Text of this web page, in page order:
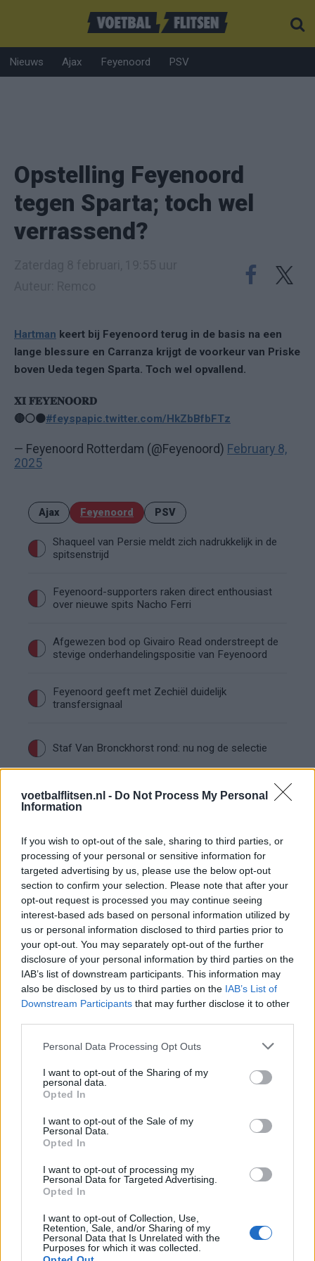
voetbalflitsen.nl - Do Not Process My Personal
Information
If you wish to opt-out of the sale, sharing to third parties, or
processing of your personal or sensitive information for
targeted advertising by us, please use the below opt-out
section to confirm your selection. Please note that after your
opt-out request is processed you may continue seeing
interest-based ads based on personal information utilized by
us or personal information disclosed to third parties prior to
your opt-out. You may separately opt-out of the further
disclosure of your personal information by third parties on the
IAB’s list of downstream participants. This information may
also be disclosed by us to third parties on the IAB’s List of
Downstream Participants that may further disclose it to other
Personal Data Processing Opt Outs
I want to opt-out of the Sharing of my
personal data.
Opted In
I want to opt-out of the Sale of my
Personal Data.
Opted In
I want to opt-out of processing my
Personal Data for Targeted Advertising.
Opted In
I want to opt-out of Collection, Use,
Retention, Sale, and/or Sharing of my
Personal Data that Is Unrelated with the
Purposes for which it was collected.
Nieuws Ajax Feyenoord PSV
Opstelling Feyenoord
tegen Sparta; toch wel
verrassend?
Hartman keert bij Feyenoord terug in de basis na een
lange blessure en Carranza krijgt de voorkeur van Priske
boven Ueda tegen Sparta. Toch wel opvallend.
𝐗𝐈 𝐅𝐄𝐘𝐄𝐍𝐎𝐎𝐑𝐃
🔴⚪️⚫️#feyspapic.twitter.com/HkZbBfbFTz
— Feyenoord Rotterdam (@Feyenoord) February 8,
2025
Ajax Feyenoord PSV
Shaqueel van Persie meldt zich nadrukkelijk in de
spitsenstrijd
Feyenoord-supporters raken direct enthousiast
over nieuwe spits Nacho Ferri
Afgewezen bod op Givairo Read onderstreept de
stevige onderhandelingspositie van Feyenoord
Feyenoord geeft met Zechiël duidelijk
transfersignaal
Staf Van Bronckhorst rond: nu nog de selectie
Feyenoord lost met nieuwe controleur direct
groot probleem van vorig seizoen op
Feyenoord begint voorbereiding overtuigend: zo
ziet de route naar de seizoensstart eruit
Givairo Read spreekt zich uit over Feyenoord-
toekomst: 'Het kan nog alle kanten op'
Feyenoord zoekt nieuwe nummer één na
dreigend vertrek Wellenreuther
Feyenoord doet voorstel aan beoogde nieuwe
eerste keeper
Saoedische topclub maakt werk van Hadj
Moussa: Feyenoord wacht op bod
Mats Deijl neemt definitief afscheid van
Van Beukering haalt hard uit na opmerkingen
Overzicht: Zo presteren de Feyenoord-spelers
Feyenoord begint aan nieuw tijdperk: programma
richting seizoenstart